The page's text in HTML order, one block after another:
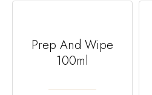
Prep And Wipe
100ml